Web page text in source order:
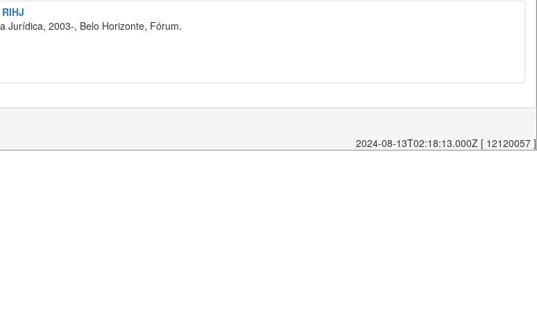
Jurídica, 2003-, Belo Horizonte, Fórum.
2024-08-13T02:18:13.000Z [ 12120057 ]